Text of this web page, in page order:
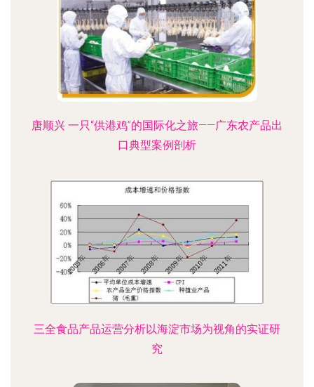
唐顺兴 一只“供港鸡”的国际化之旅——广东农产品出
口典型案例剖析
三全食品产品运营分析以海淀市场为视角的实证研
究